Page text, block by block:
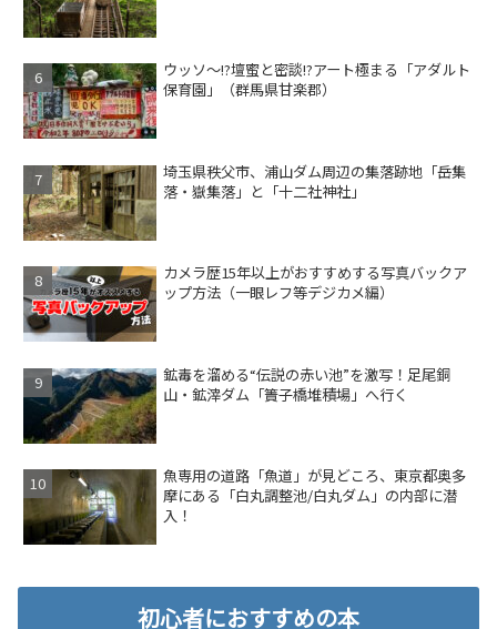
ウッソ～!?壇蜜と密談!?アート極まる「アダルト
保育園」（群馬県甘楽郡）
埼玉県秩父市、浦山ダム周辺の集落跡地「岳集
落・嶽集落」と「十二社神社」
カメラ歴15年以上がおすすめする写真バックア
ップ方法（一眼レフ等デジカメ編）
鉱毒を溜める“伝説の赤い池”を激写！足尾銅
山・鉱滓ダム「簀子橋堆積場」へ行く
魚専用の道路「魚道」が見どころ、東京都奥多
摩にある「白丸調整池/白丸ダム」の内部に潜
入！
初心者におすすめの本